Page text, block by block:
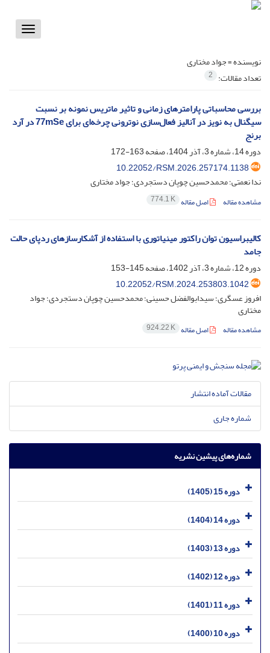
Toggle
نویسنده =جواد مختاری
تعداد مقالات: 2
بررسی محاسباتی پارامترهای زمانی و تاثیر ماتریس نمونه بر نسبت
سیگنال به نویز در آنالیز فعال‌سازی نوترونی چرخه‌ای برای 77mSe در آرد
برنج
دوره 14، شماره 3، آذر 1404، صفحه
163-172
10.22052/RSM.2026.257174.1138
ندا نعمتی؛ محمدحسین چوپان دستجردی؛ جواد مختاری
مشاهده مقاله اصل مقاله 774.1 K
کالیبراسیون توان راکتور مینیاتوری با استفاده از آشکارسازهای ردپای حالت
جامد
دوره 12، شماره 3، آذر 1402، صفحه
145-153
10.22052/RSM.2024.253803.1042
افروز عسگری؛ سیدابوالفضل حسینی؛ محمدحسین چوپان دستجردی؛ جواد
مختاری
مشاهده مقاله اصل مقاله 924.22 K
مقالات آماده انتشار
شماره جاری
شماره‌های پیشین نشریه
دوره 15 (1405)
دوره 14 (1404)
دوره 13 (1403)
دوره 12 (1402)
دوره 11 (1401)
دوره 10 (1400)